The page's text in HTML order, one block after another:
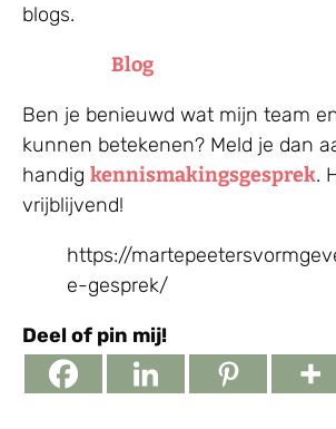
blogs.
Blog
Ben je benieuwd wat mijn team
kunnen betekenen? Meld je dan
handig kennismakingsgesprek.
vrijblijvend!
https://
e-gesprek/
Deel of pin mij!